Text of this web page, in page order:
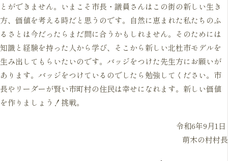
とができません。いまこそ市長・議員さんはこの街の新しい生き
方、価値を考える時だと思うのです。自然に恵まれた私たちのふ
るさとは今だったらまだ間に合うかもしれません。そのためには
知識と経験を持った人から学び、そこから新しい北杜市モデルを
生み出してもらいたいのです。バッジをつけた先生方にお願いが
あります。バッジをつけているのでしたら勉強してください。市
長やリーダーが賢い市町村の住民は幸せになれます。新しい価値
を作りましょう！挑戦。
令和6年9月1日
萌木の村村長